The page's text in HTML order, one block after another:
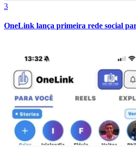
Athletico-PR
3
OneLink lança primeira rede social